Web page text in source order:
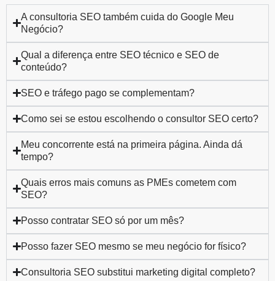
A consultoria SEO também cuida do Google Meu
Negócio?
Qual a diferença entre SEO técnico e SEO de
conteúdo?
SEO e tráfego pago se complementam?
Como sei se estou escolhendo o consultor SEO certo?
Meu concorrente está na primeira página. Ainda dá
tempo?
Quais erros mais comuns as PMEs cometem com
SEO?
Posso contratar SEO só por um mês?
Posso fazer SEO mesmo se meu negócio for físico?
Consultoria SEO substitui marketing digital completo?